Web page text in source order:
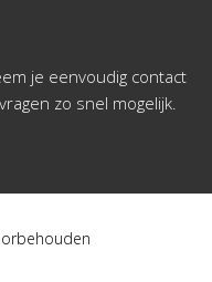
je eenvoudig contact
zo snel mogelijk.